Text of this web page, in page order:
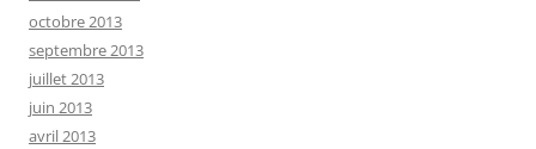
octobre 2013
septembre 2013
juillet 2013
juin 2013
avril 2013